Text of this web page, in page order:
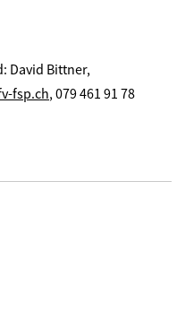
David Bittner,
fsp.ch, 079 461 91 78